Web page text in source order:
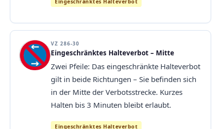
Eingeschränktes Halteverbot
VZ 286-30
Eingeschränktes Halteverbot – Mitte
Zwei Pfeile: Das eingeschränkte Halteverbot
gilt in beide Richtungen – Sie befinden sich
in der Mitte der Verbotsstrecke. Kurzes
Halten bis 3 Minuten bleibt erlaubt.
Eingeschränktes Halteverbot